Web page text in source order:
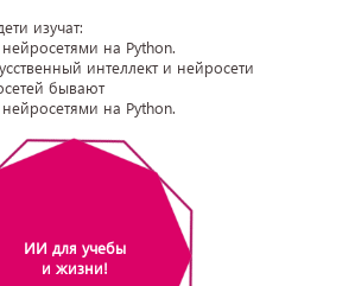
изучат:
на Python.
интеллект и нейросети
бывают
на Python.
ИИ для учебы
и жизни!